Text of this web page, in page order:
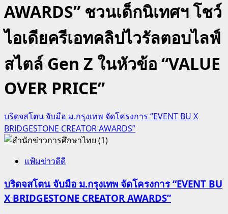
AWARDS” ชวนเด็กนิเทศฯ โชว์
ไอเดียครีเอทคลิปไวรัลตอบไลฟ์
สไตล์ Gen Z ในหัวข้อ “VALUE
OVER PRICE”
บริดจสโตน จับมือ ม.กรุงเทพ จัดโครงการ “EVENT BU X
BRIDGESTONE CREATOR AWARDS”
แฟ้มข่าวดีดี
บริดจสโตน จับมือ ม.กรุงเทพ จัดโครงการ “EVENT BU
X BRIDGESTONE CREATOR AWARDS”